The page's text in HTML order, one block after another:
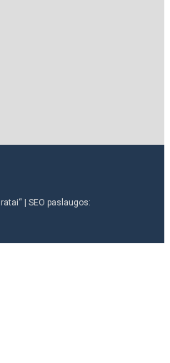
| SEO paslaugos: